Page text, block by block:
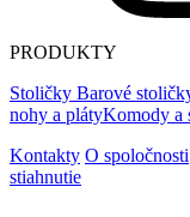
PRODUKTY
Stoličky Barové
nohy a plátyKomody a
Kontakty O spoločnosti
stiahnutie